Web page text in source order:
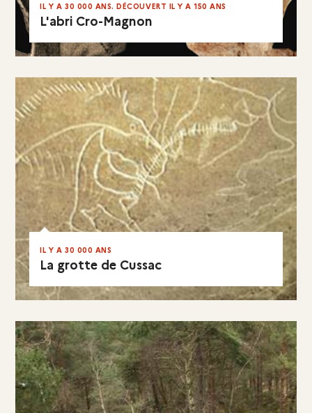
L'abri Cro-Magnon
IL Y A 30 000 ANS. DÉCOUVERT IL Y A 150 ANS
EN RÉSUMÉ
La grotte de Cussac
IL Y A 30 000 ANS
EN RÉSUMÉ